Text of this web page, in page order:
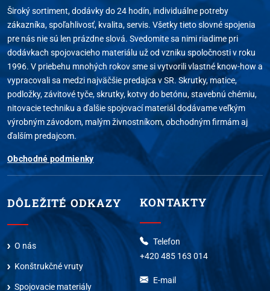
Široký sortiment, dodávky do 24 hodín, individuálne potreby
zákazníka, spoľahlivosť, kvalita, servis. Všetky tieto slovné spojenia
pre nás nie sú len prázdne slová. Svedomite sa nimi riadime pri
dodávkach spojovacieho materiálu už od vzniku spoločnosti v roku
1996. V priebehu mnohých rokov sme si vytvorili vlastné know-how a
vypracovali sa medzi najväčšie predajca v SR. Skrutky, matice,
podložky, závitové tyče, skrutky, kotvy do betónu, stavebnú chémiu,
nitovacie techniku a ďalšie spojovací materiál dodávame veľkým
výrobným závodom, malým živnostníkom, obchodným firmám aj
ďalším predajcom.
Obchodné podmienky
DÔLEŽITÉ ODKAZY
O nás
Konštrukčné vruty
Spojovacie materiály
KONTAKTY
Telefon
+420 485 163 014
E-mail